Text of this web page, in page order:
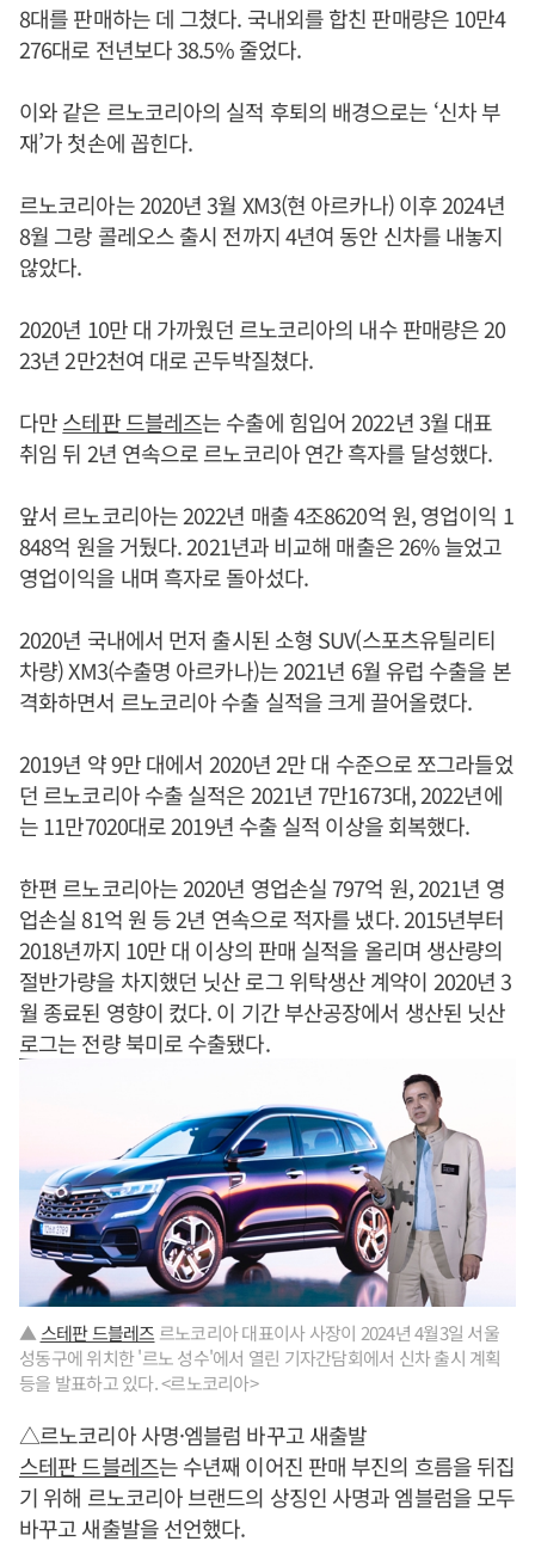
8대를 판매하는 데 그쳤다. 국내외를 합친 판매량은 10만4
276대로 전년보다 38.5% 줄었다.
이와 같은 르노코리아의 실적 후퇴의 배경으로는 ‘신차 부
재’가 첫손에 꼽힌다.
르노코리아는 2020년 3월 XM3(현 아르카나) 이후 2024년
8월 그랑 콜레오스 출시 전까지 4년여 동안 신차를 내놓지
않았다.
2020년 10만 대 가까웠던 르노코리아의 내수 판매량은 20
23년 2만2천여 대로 곤두박질쳤다.
다만스테판 드블레즈는 수출에 힘입어 2022년 3월 대표
취임 뒤 2년 연속으로 르노코리아 연간 흑자를 달성했다.
앞서 르노코리아는 2022년 매출 4조8620억 원, 영업이익 1
848억 원을 거뒀다. 2021년과 비교해 매출은 26% 늘었고
영업이익을 내며 흑자로 돌아섰다.
2020년 국내에서 먼저 출시된 소형 SUV(스포츠유틸리티
차량) XM3(수출명 아르카나)는 2021년 6월 유럽 수출을 본
격화하면서 르노코리아 수출 실적을 크게 끌어올렸다.
2019년 약 9만 대에서 2020년 2만 대 수준으로 쪼그라들었
던 르노코리아 수출 실적은 2021년 7만1673대, 2022년에
는 11만7020대로 2019년 수출 실적 이상을 회복했다.
한편 르노코리아는 2020년 영업손실 797억 원, 2021년 영
업손실 81억 원 등 2년 연속으로 적자를 냈다. 2015년부터
2018년까지 10만 대 이상의 판매 실적을 올리며 생산량의
절반가량을 차지했던 닛산 로그 위탁생산 계약이 2020년 3
월 종료된 영향이 컸다. 이 기간 부산공장에서 생산된 닛산
로그는 전량 북미로 수출됐다.
▲스테판 드블레즈 르노코리아 대표이사 사장이 2024년 4월3일 서울
성동구에 위치한 '르노 성수'에서 열린 기자간담회에서 신차 출시 계획
등을 발표하고 있다. <르노코리아>
△르노코리아 사명·엠블럼 바꾸고 새출발
스테판 드블레즈는 수년째 이어진 판매 부진의 흐름을 뒤집
기 위해 르노코리아 브랜드의 상징인 사명과 엠블럼을 모두
바꾸고 새출발을 선언했다.